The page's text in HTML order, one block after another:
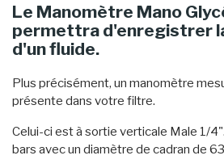
Le Manomètre Mano
permettra d'enregistrer
d'un fluide.
Plus précisément, un manomètre
présente dans votre filtre.
Celui-ci est à sortie verticale Male 1/
bars avec un diamètre de cadran de